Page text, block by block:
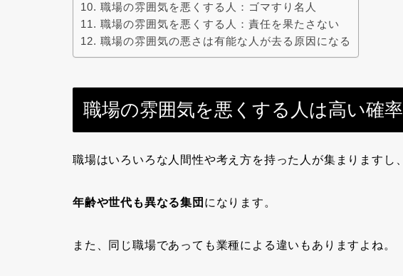
職場の雰囲気を悪くする人：ゴマすり名人
職場の雰囲気を悪くする人：責任を果たさない
職場の雰囲気の悪さは有能な人が去る原因になる
職場の雰囲気を悪くする人は高い確
職場はいろいろな人間性や考え方を持った人が集まりますし、
年齢や世代も異なる集団 になります。
また、同じ職場であっても業種による違いもありますよね。